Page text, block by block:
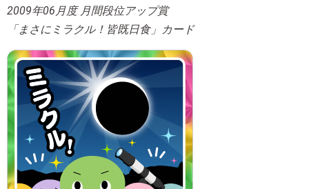
2009年06月度 月間段位アップ賞
「まさにミラクル！皆既日食」カード